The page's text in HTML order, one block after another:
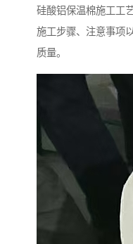
硅酸铝保温棉施工工
施工步骤、注意事项
质量。